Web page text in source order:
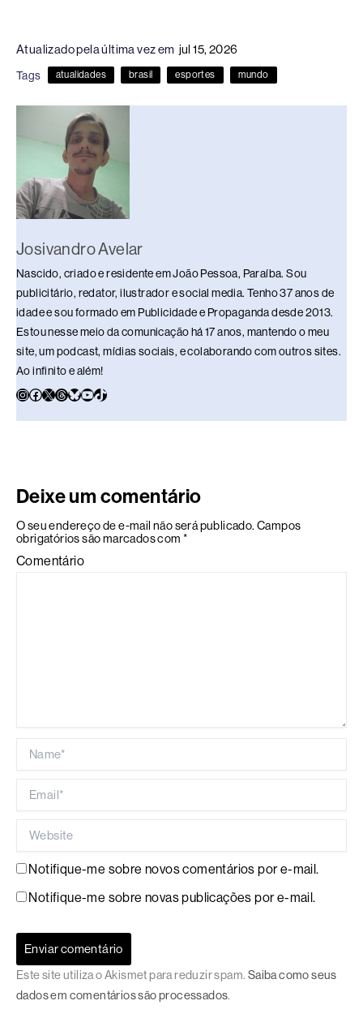
e
b
o
o
a
d
s
e
dI
n
sk
y
s
A
p
y
Li
n
e
Atualizado pela última vez em jul 15, 2026
Tags atualidades brasil esportes mundo
Josivandro Avelar
Nascido, criado e residente em João Pessoa, Paraíba. Sou
publicitário, redator, ilustrador e social media. Tenho 37 anos de
idade e sou formado em Publicidade e Propaganda desde 2013.
Estou nesse meio da comunicação há 17 anos, mantendo o meu
site, um podcast, mídias sociais, e colaborando com outros sites.
Ao infinito e além!
Deixe um comentário
O seu endereço de e-mail não será publicado. Campos
obrigatórios são marcados com *
Comentário
Notifique-me sobre novos comentários por e-mail.
Notifique-me sobre novas publicações por e-mail.
Este site utiliza o Akismet para reduzir spam. Saiba como seus
dados em comentários são processados.